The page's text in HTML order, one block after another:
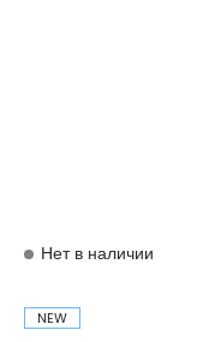
Нет в наличии
NEW